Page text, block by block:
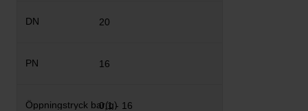
20
16
0,1 - 16